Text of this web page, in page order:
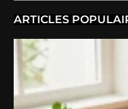
ARTICLES